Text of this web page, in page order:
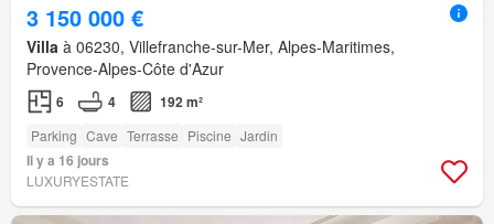
3 150 000 €
Villa à 06230, Villefranche-sur-Mer, Alpes-Maritimes,
Provence-Alpes-Côte d'Azur
6 4 192 m²
Parking Cave Terrasse Piscine Jardin
Il y a 16 jours
LUXURYESTATE